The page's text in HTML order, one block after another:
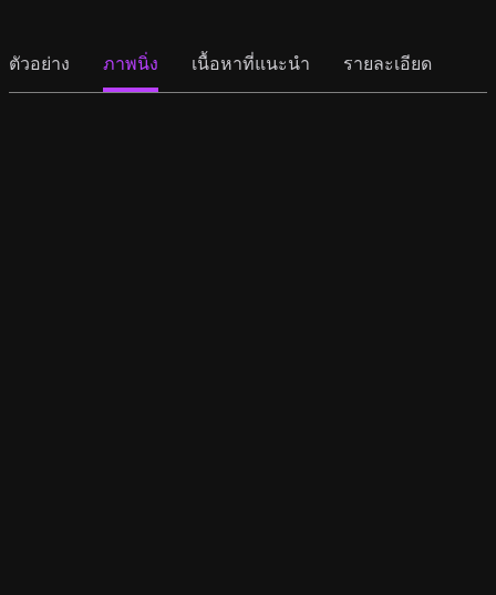
ตัวอย่าง ภาพนิ่ง เนื้อหาที่แนะนำ รายละเอียด